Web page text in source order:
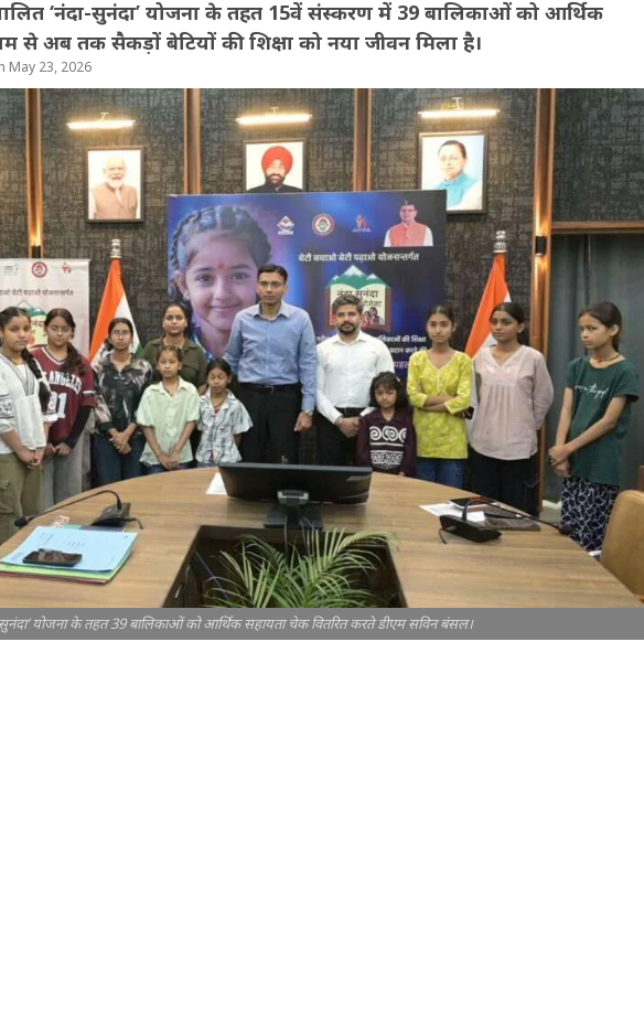
‘नंदा-सुनंदा’ योजना के तहत 15वें संस्करण में 39 बालिकाओं को आर्थिक
से अब तक सैकड़ों बेटियों की शिक्षा को नया जीवन मिला है।
May 23, 2026
सुनंदा’ योजना के तहत 39 बालिकाओं को आर्थिक सहायता चेक वितरित करते डीएम सविन बंसल।